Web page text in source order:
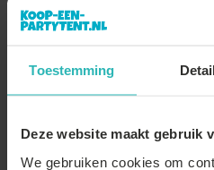
Toestemming
Deze website maakt gebruik
We gebruiken cookies om
Lichtslang LED 9m
€44,-
€39,-